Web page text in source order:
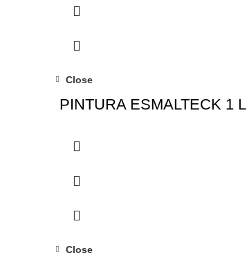
Close
PINTURA ESMALTECK 1 L
Close